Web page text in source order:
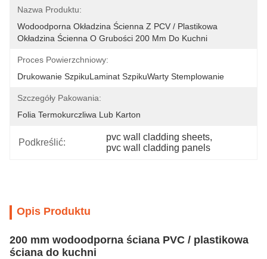
Nazwa Produktu:
Wodoodporna Okładzina Ścienna Z PCV / Plastikowa
Okładzina Ścienna O Grubości 200 Mm Do Kuchni
Proces Powierzchniowy:
Drukowanie SzpikuLaminat SzpikuWarty Stemplowanie
Szczegóły Pakowania:
Folia Termokurczliwa Lub Karton
Podkreślić:
pvc wall cladding sheets,
pvc wall cladding panels
Opis Produktu
200 mm wodoodporna ściana PVC / plastikowa
ściana do kuchni